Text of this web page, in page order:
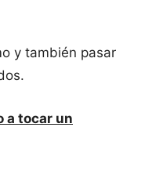
y también pasar
a tocar un